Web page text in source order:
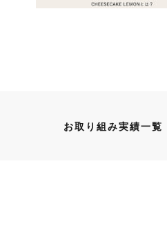
お取り組み実績一覧